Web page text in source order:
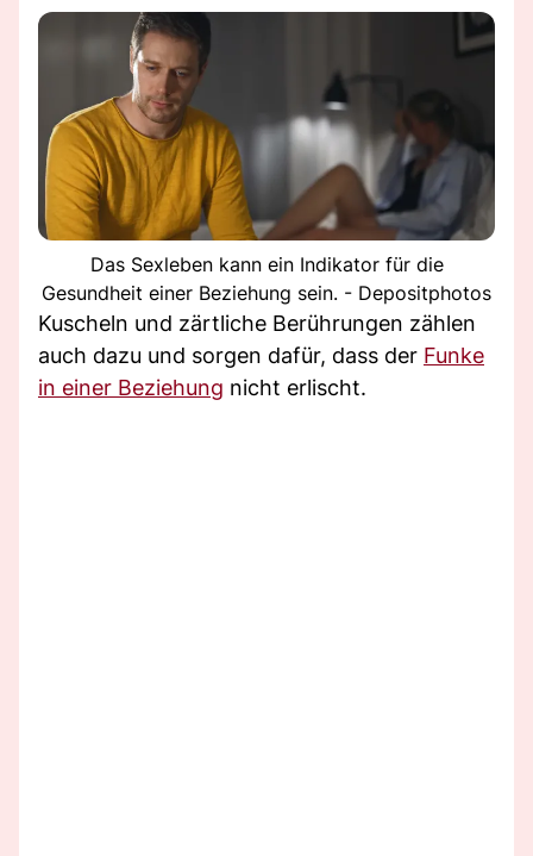
Das Sexleben kann ein Indikator für die
Gesundheit einer Beziehung sein. - Depositphotos
Kuscheln und zärtliche Berührungen zählen
auch dazu und sorgen dafür, dass der Funke
in einer Beziehung nicht erlischt.